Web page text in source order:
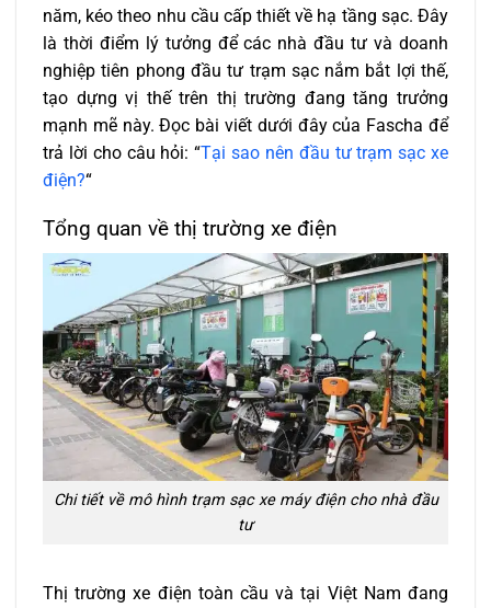
năm, kéo theo nhu cầu cấp thiết về hạ tầng sạc. Đây
là thời điểm lý tưởng để các nhà đầu tư và doanh
nghiệp tiên phong đầu tư trạm sạc nắm bắt lợi thế,
tạo dựng vị thế trên thị trường đang tăng trưởng
mạnh mẽ này. Đọc bài viết dưới đây của Fascha để
trả lời cho câu hỏi: “Tại sao nên đầu tư trạm sạc xe
điện?“
Tổng quan về thị trường xe điện
Chi tiết về mô hình trạm sạc xe máy điện cho nhà đầu
tư
Thị trường xe điện toàn cầu và tại Việt Nam đang